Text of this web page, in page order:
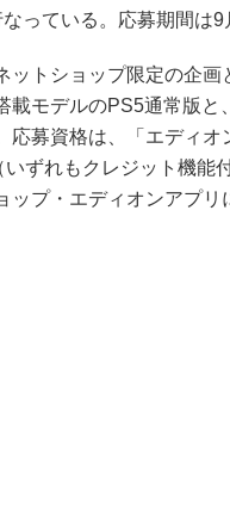
っている。応募期間は9
トショップ限定の企画
載モデルのPS5通常版と
募資格は、「エディオ
いずれもクレジット機能
ップ・エディオンアプリ